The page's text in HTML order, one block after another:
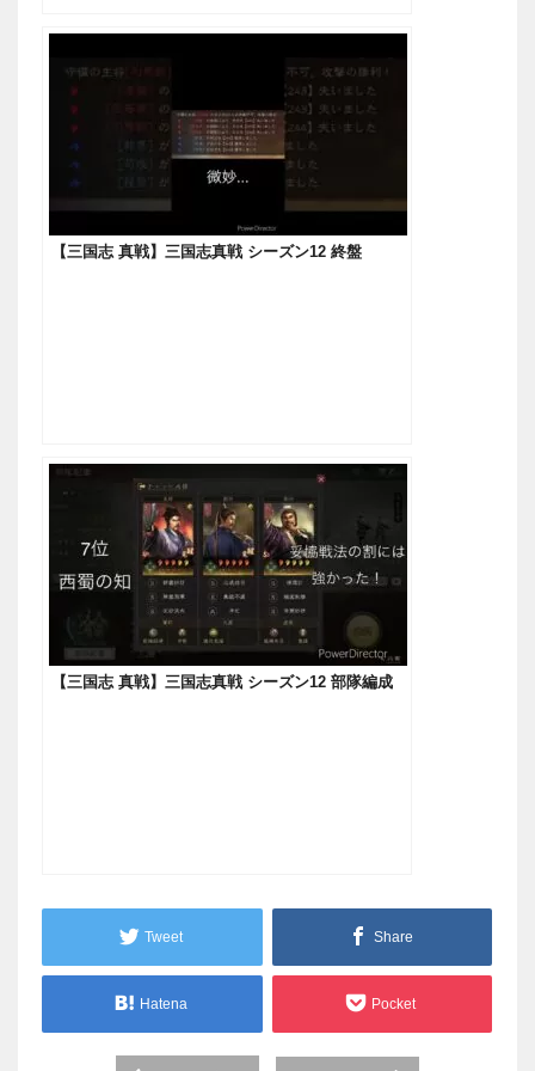
【三国志 真戦】三国志真戦 シーズン12 終盤
【三国志 真戦】三国志真戦 シーズン12 部隊編成
Tweet Share
Hatena Pocket